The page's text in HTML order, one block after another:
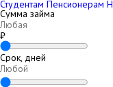
Студентам Пенсионерам
Сумма займа
₽
Срок, дней